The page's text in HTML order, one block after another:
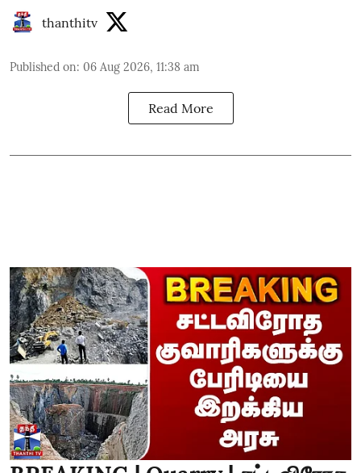
thanthitv
Published on: 06 Aug 2026, 11:38 am
Read More